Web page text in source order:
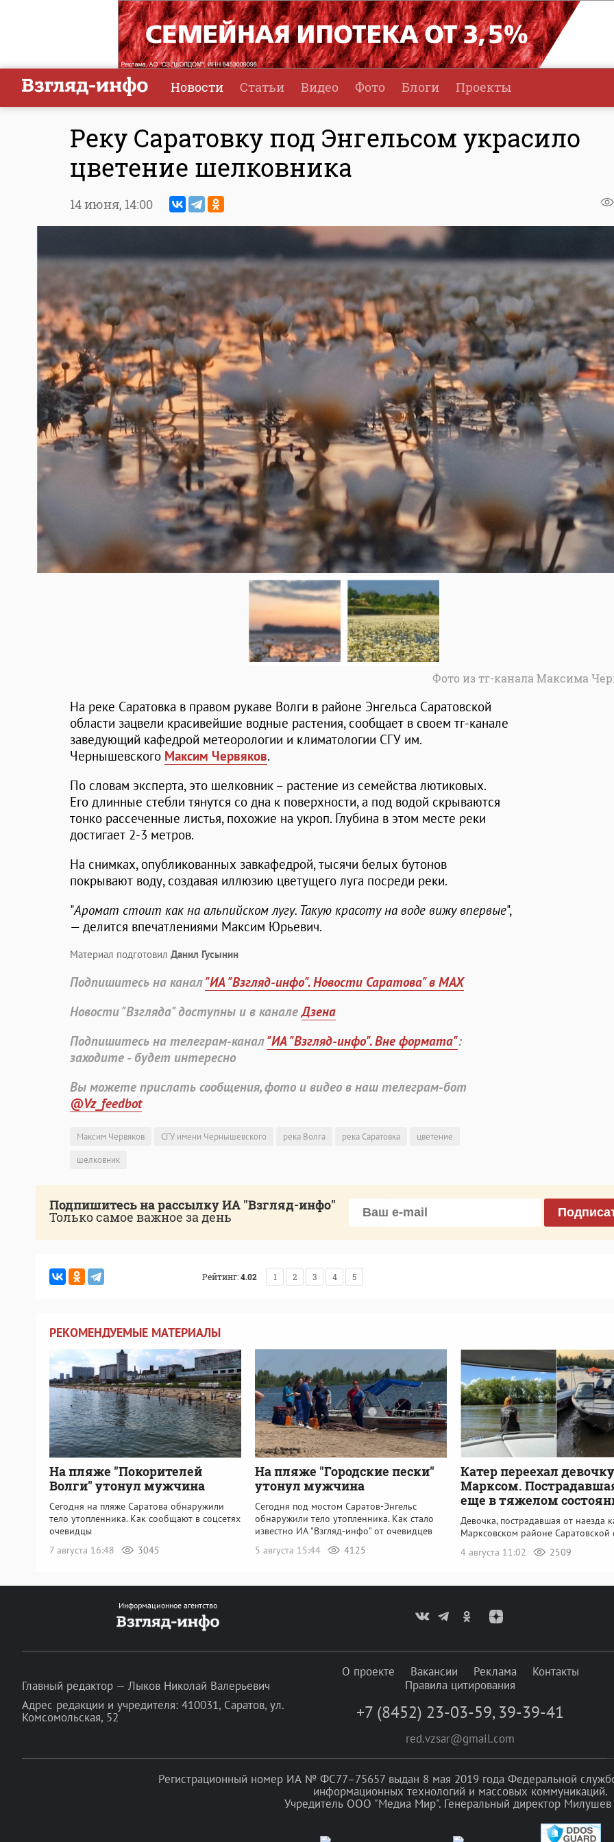
Новости Статьи Видео Фото Блоги Проекты
Реку Саратовку под Энгельсом украсило
цветение шелковника
14 июня, 14:00
Фото из тг-канала Максима
На реке Саратовка в правом рукаве Волги в районе Энгельса Саратовской
области зацвели красивейшие водные растения, сообщает в своем тг-канале
заведующий кафедрой метеорологии и климатологии СГУ им.
Чернышевского Максим Червяков.
По словам эксперта, это шелковник – растение из семейства лютиковых.
Его длинные стебли тянутся со дна к поверхности, а под водой скрываются
тонко рассеченные листья, похожие на укроп. Глубина в этом месте реки
достигает 2-3 метров.
На снимках, опубликованных завкафедрой, тысячи белых бутонов
покрывают воду, создавая иллюзию цветущего луга посреди реки.
"Аромат стоит как на альпийском лугу. Такую красоту на воде вижу впервые",
— делится впечатлениями Максим Юрьевич.
Материал подготовил Данил Гусынин
Подпишитесь на канал"ИА "Взгляд-инфо". Новости Саратова" в MAX
Новости "Взгляда" доступны и в каналеДзена
Подпишитесь на телеграм-канал"ИА "Взгляд-инфо". Вне формата":
заходите - будет интересно
Вы можете прислать сообщения, фото и видео в наш телеграм-бот
@Vz_feedbot
Максим Червяков СГУ имени Чернышевского река Волга река Саратовка
цветение
шелковник
Подпишитесь на рассылку ИА "Взгляд-инфо"
Только самое важное за день
Рейтинг:4.02 1 2 3 4 5
РЕКОМЕНДУЕМЫЕ МАТЕРИАЛЫ
На пляже "Покорителей
Волги" утонул мужчина
Сегодня на пляже Саратова обнаружили
тело утопленника. Как сообщают в соцсетях
очевидцы
7 августа 16:48
3045
На пляже "Городские пески"
утонул мужчина
Сегодня под мостом Саратов-Энгельс
обнаружили тело утопленника. Как стало
известно ИА "Взгляд-инфо" от очевидцев
5 августа 15:44
4125
Катер переехал
Марксом.
еще в тяжелом
Девочка, пострадавшая от наезда
Марксовском районе Саратовской
4 августа 11:02
2509
Информационное агентство
Главный редактор — Лыков Николай Валерьевич
Адрес редакции и учредителя: 410031, Саратов, ул.
Комсомольская, 52
О проекте Вакансии Реклама
Контакты
Правила цитирования
+7 (8452) 23-03-59, 39-39-41
red.vzsar@gmail.com
Регистрационный номер ИА № ФС77–75657 выдан 8 мая 2019 года Федеральной
информационных технологий и массовых коммуникаций.
Учредитель ООО "Медиа Мир". Генеральный директор